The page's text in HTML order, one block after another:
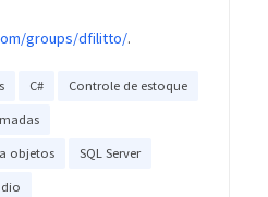
groups/dfilitto/.
C# Controle de estoque
objetos SQL Server